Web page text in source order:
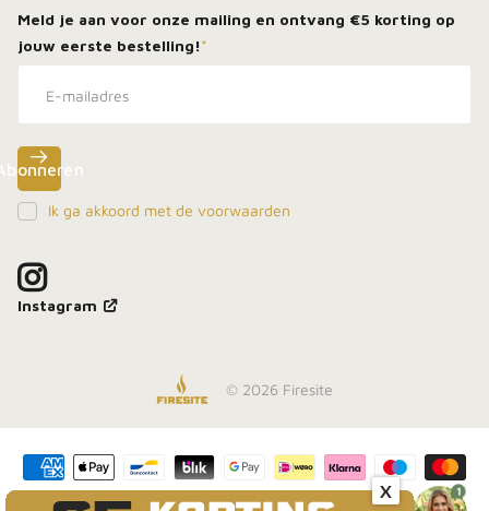
Meld je aan voor onze mailing en ontvang €5 korting op
jouw eerste bestelling!*
Ik ga akkoord met de voorwaarden
Instagram
© 2026 Firesite
1
X
Meld je aan, blijf dicht bij het vuur en ontdek als
eerste onze beste deals in je inbox.
Inschrijven